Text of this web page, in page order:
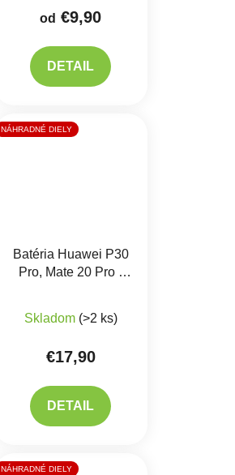
od €9,90
DETAIL
NÁHRADNÉ DIELY
Batéria Huawei P30
Pro, Mate 20 Pro -
Skladom (>2 ks)
€17,90
DETAIL
NÁHRADNÉ DIELY